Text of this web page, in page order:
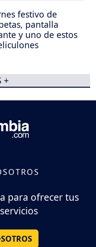
festivo de
pantalla
y uno de estos
+
para ofrecer tus